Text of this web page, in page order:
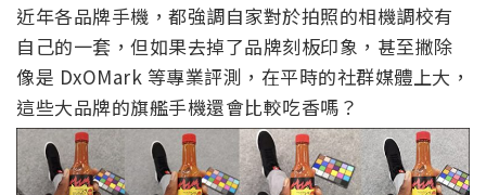
近年各品牌手機，都強調自家對於拍照的相機調校有
自己的一套，但如果去掉了品牌刻板印象，甚至撇除
像是 DxOMark 等專業評測，在平時的社群媒體上大，
這些大品牌的旗艦手機還會比較吃香嗎？